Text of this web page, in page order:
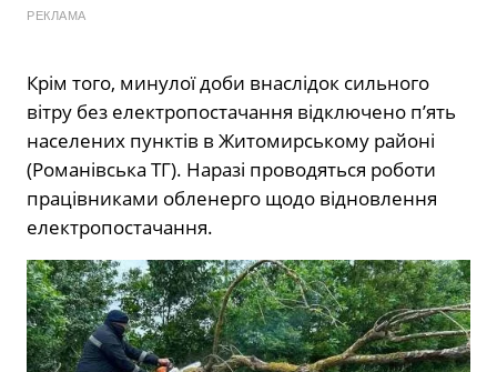
РЕКЛАМА
Крім того, минулої доби внаслідок сильного
вітру без електропостачання відключено п’ять
населених пунктів в Житомирському районі
(Романівська ТГ). Наразі проводяться роботи
працівниками обленерго щодо відновлення
електропостачання.